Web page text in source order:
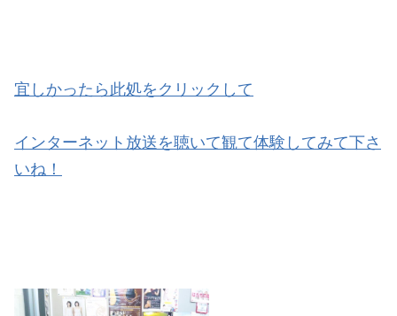
宜しかったら此処をクリックして
インターネット放送を聴いて観て体験してみて下さ
いね！